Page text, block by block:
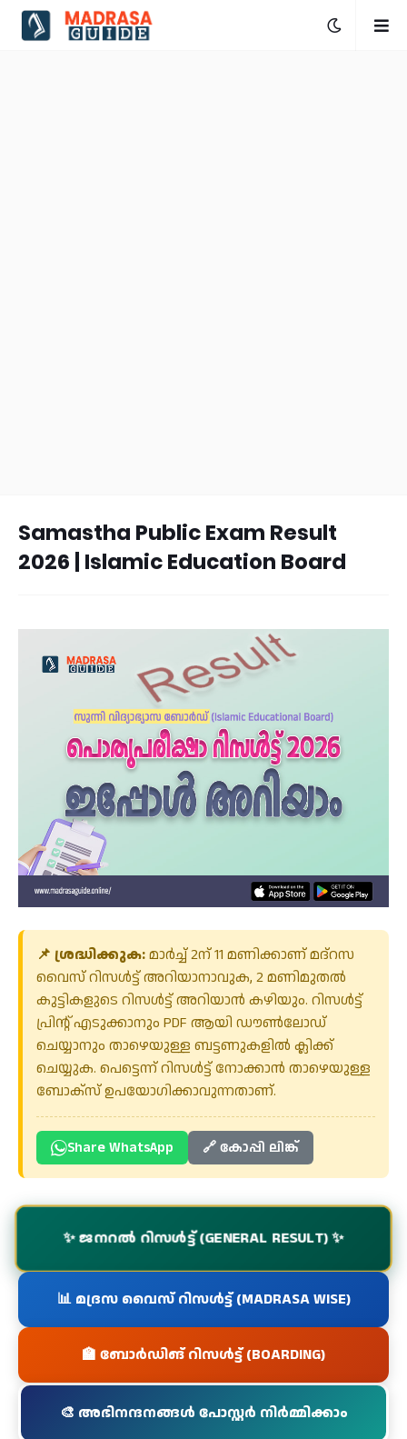
Samastha Public Exam Result
2026 | Islamic Education Board
📌 ശ്രദ്ധിക്കുക:മാർച്ച് 2ന് 11 മണിക്കാണ് മദ്റസ
വൈസ് റിസൾട്ട് അറിയാനാവുക, 2 മണിമുതൽ
കുട്ടികളുടെ റിസൾട്ട് അറിയാൻ കഴിയും. റിസൾട്ട്
പ്രിന്റ് എടുക്കാനും PDF ആയി ഡൗൺലോഡ്
ചെയ്യാനും താഴെയുള്ള ബട്ടണുകളിൽ ക്ലിക്ക്
ചെയ്യുക. പെട്ടെന്ന് റിസൾട്ട് നോക്കാൻ താഴെയുള്ള
ബോക്സ് ഉപയോഗിക്കാവുന്നതാണ്.
Share WhatsApp 🔗 കോപ്പി ലിങ്ക്
✨ ജനറൽ റിസൾട്ട് (GENERAL RESULT) ✨
📊 മദ്രസ വൈസ് റിസൾട്ട് (MADRASA WISE)
🏫 ബോർഡിങ് റിസൾട്ട് (BOARDING)
🎨 അഭിനന്ദനങ്ങൾ പോസ്റ്റർ നിർമ്മിക്കാം